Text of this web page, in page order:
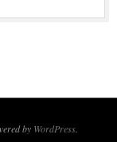
by WordPress.